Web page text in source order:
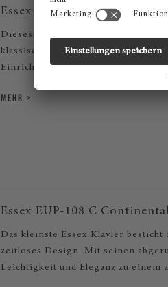
Essex EUP-111 E Classic
Dieses Klavier ist die perfekte
klassischen Design wird es in den
Einrichtungsstilen seinen Platz
MEHR
Essex EUP-108 C
Das kleinste Essex Klavier
zeitloses Design. Mit seinen
Leichtigkeit und Eleganz zu einem